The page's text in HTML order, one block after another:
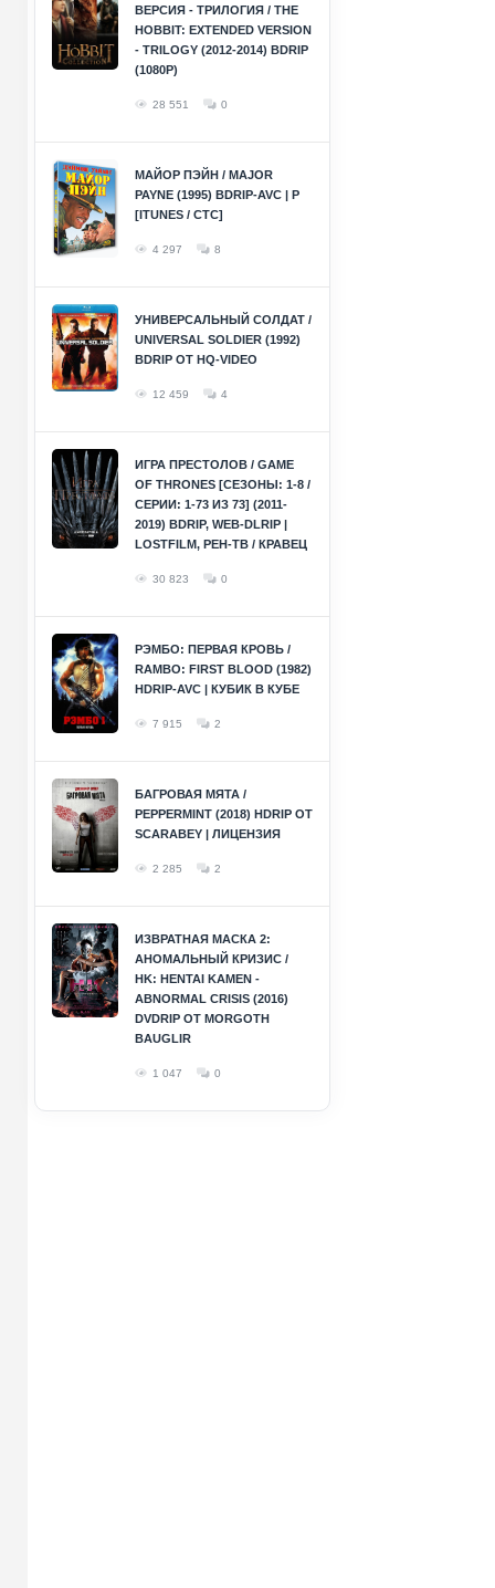
ВЕРСИЯ - ТРИЛОГИЯ / THE
HOBBIT: EXTENDED VERSION
- TRILOGY (2012-2014) BDRIP
(1080P)
28 551 0
МАЙОР ПЭЙН / MAJOR
PAYNE (1995) BDRIP-AVC | P
[ITUNES / СТС]
4 297 8
УНИВЕРСАЛЬНЫЙ СОЛДАТ /
UNIVERSAL SOLDIER (1992)
BDRIP ОТ HQ-VIDEO
12 459 4
ИГРА ПРЕСТОЛОВ / GAME
OF THRONES [СЕЗОНЫ: 1-8 /
СЕРИИ: 1-73 ИЗ 73] (2011-
2019) BDRIP, WEB-DLRIP |
LOSTFILM, РЕН-ТВ / КРАВЕЦ
30 823 0
РЭМБО: ПЕРВАЯ КРОВЬ /
RAMBO: FIRST BLOOD (1982)
HDRIP-AVC | КУБИК В КУБЕ
7 915 2
БАГРОВАЯ МЯТА /
PEPPERMINT (2018) HDRIP ОТ
SCARABEY | ЛИЦЕНЗИЯ
2 285 2
ИЗВРАТНАЯ МАСКА 2:
АНОМАЛЬНЫЙ КРИЗИС /
HK: HENTAI KAMEN -
ABNORMAL CRISIS (2016)
DVDRIP ОТ MORGOTH
BAUGLIR
1 047 0